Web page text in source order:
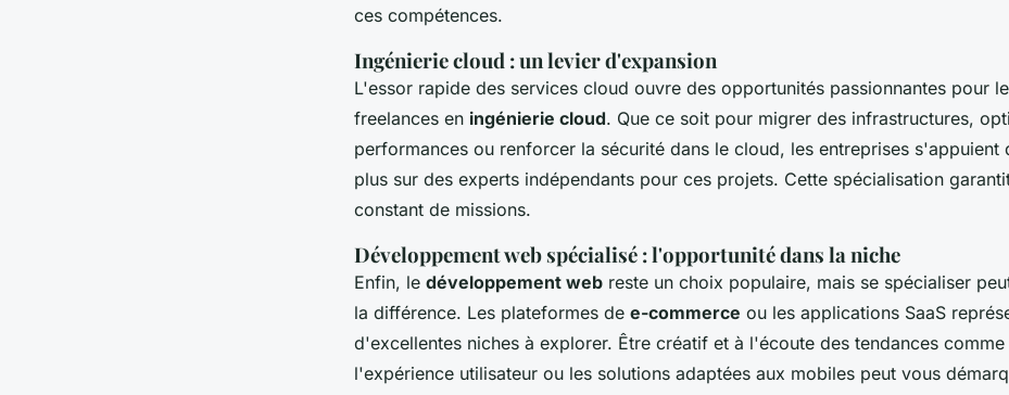
ces compétences.
Ingénierie cloud : un levier d'expansion
L'essor rapide des services cloud ouvre des opportunités passionnantes pour
freelances en ingénierie cloud. Que ce soit pour migrer des infrastructures,
performances ou renforcer la sécurité dans le cloud, les entreprises s'appuient
plus sur des experts indépendants pour ces projets. Cette spécialisation
constant de missions.
Développement web spécialisé : l'opportunité dans la niche
Enfin, le développement web reste un choix populaire, mais se spécialiser
la différence. Les plateformes de e-commerce ou les applications SaaS
d'excellentes niches à explorer. Être créatif et à l'écoute des tendances comme
l'expérience utilisateur ou les solutions adaptées aux mobiles peut vous